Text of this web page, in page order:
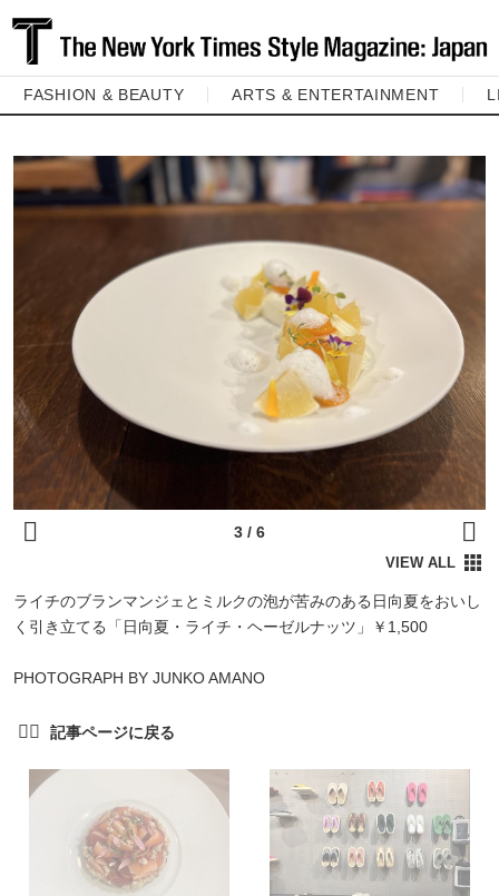
FASHION & BEAUTY ARTS & ENTERTAINMENT
ライチのブランマンジェとミルクの泡が苦みのある日向夏をおいし
く引き立てる「日向夏・ライチ・ヘーゼルナッツ」￥1,500
PHOTOGRAPH BY JUNKO AMANO